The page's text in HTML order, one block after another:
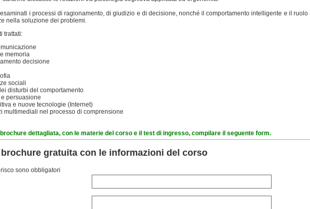
i processi di ragionamento, di giudizio e di decisione, nonché il comportamento intelligente e il ruolo
nella soluzione dei problemi.
trattati:
memoria
decisione
sociali
disturbi del comportamento
persuasione
e nuove tecnologie (Internet)
multimediali nel processo di comprensione
dettagliata, con le materie del corso e il test di ingresso, compilare il seguente form.
gratuita con le informazioni del corso
sono obbligatori